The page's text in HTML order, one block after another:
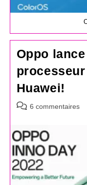
Oppo
Huawei!
Commentaires
publication :
6 commentaires